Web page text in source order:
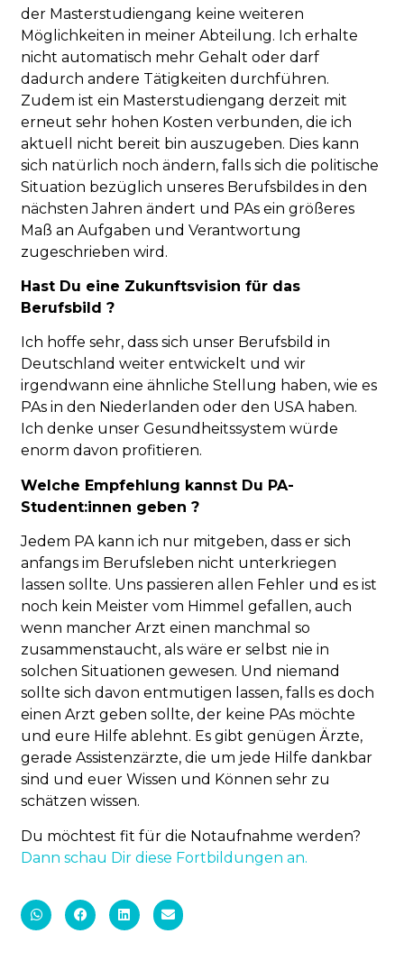
der Masterstudiengang keine weiteren
Möglichkeiten in meiner Abteilung. Ich erhalte
nicht automatisch mehr Gehalt oder darf
dadurch andere Tätigkeiten durchführen.
Zudem ist ein Masterstudiengang derzeit mit
erneut sehr hohen Kosten verbunden, die ich
aktuell nicht bereit bin auszugeben. Dies kann
sich natürlich noch ändern, falls sich die politische
Situation bezüglich unseres Berufsbildes in den
nächsten Jahren ändert und PAs ein größeres
Maß an Aufgaben und Verantwortung
zugeschrieben wird.
Hast Du eine Zukunftsvision für das
Berufsbild ?
Ich hoffe sehr, dass sich unser Berufsbild in
Deutschland weiter entwickelt und wir
irgendwann eine ähnliche Stellung haben, wie es
PAs in den Niederlanden oder den USA haben.
Ich denke unser Gesundheitssystem würde
enorm davon profitieren.
Welche Empfehlung kannst Du PA-
Student:innen geben ?
Jedem PA kann ich nur mitgeben, dass er sich
anfangs im Berufsleben nicht unterkriegen
lassen sollte. Uns passieren allen Fehler und es ist
noch kein Meister vom Himmel gefallen, auch
wenn mancher Arzt einen manchmal so
zusammenstaucht, als wäre er selbst nie in
solchen Situationen gewesen. Und niemand
sollte sich davon entmutigen lassen, falls es doch
einen Arzt geben sollte, der keine PAs möchte
und eure Hilfe ablehnt. Es gibt genügen Ärzte,
gerade Assistenzärzte, die um jede Hilfe dankbar
sind und euer Wissen und Können sehr zu
schätzen wissen.
Du möchtest fit für die Notaufnahme werden?
Dann schau Dir diese Fortbildungen an.